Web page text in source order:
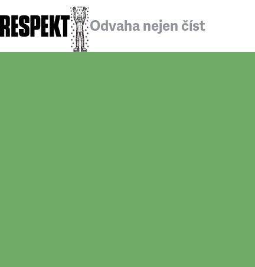
Odvaha nejen číst